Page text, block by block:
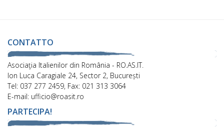
CONTATTO
Asociaţia Italienilor din România - RO.AS.IT.
Ion Luca Caragiale 24, Sector 2, București
Tel: 037 277 2459, Fax: 021 313 3064
E-mail: ufficio@roasit.ro
PARTECIPA!